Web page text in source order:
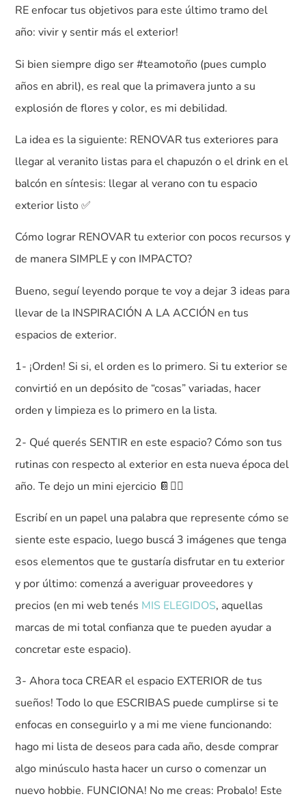
RE enfocar tus objetivos para este último tramo del
año: vivir y sentir más el exterior!
Si bien siempre digo ser #teamotoño (pues cumplo
años en abril), es real que la primavera junto a su
explosión de flores y color, es mi debilidad.
La idea es la siguiente: RENOVAR tus exteriores para
llegar al veranito listas para el chapuzón o el drink en el
balcón en síntesis: llegar al verano con tu espacio
exterior listo ✅
Cómo lograr RENOVAR tu exterior con pocos recursos y
de manera SIMPLE y con IMPACTO?
Bueno, seguí leyendo porque te voy a dejar 3 ideas para
llevar de la INSPIRACIÓN A LA ACCIÓN en tus
espacios de exterior.
1- ¡Orden! Si si, el orden es lo primero. Si tu exterior se
convirtió en un depósito de “cosas” variadas, hacer
orden y limpieza es lo primero en la lista.
2- Qué querés SENTIR en este espacio? Cómo son tus
rutinas con respecto al exterior en esta nueva época del
año. Te dejo un mini ejercicio 📔✍🏻
Escribí en un papel una palabra que represente cómo se
siente este espacio, luego buscá 3 imágenes que tenga
esos elementos que te gustaría disfrutar en tu exterior
y por último: comenzá a averiguar proveedores y
precios (en mi web tenés MIS ELEGIDOS, aquellas
marcas de mi total confianza que te pueden ayudar a
concretar este espacio).
3- Ahora toca CREAR el espacio EXTERIOR de tus
sueños! Todo lo que ESCRIBAS puede cumplirse si te
enfocas en conseguirlo y a mi me viene funcionando:
hago mi lista de deseos para cada año, desde comprar
algo minúsculo hasta hacer un curso o comenzar un
nuevo hobbie. FUNCIONA! No me creas: Probalo! Este